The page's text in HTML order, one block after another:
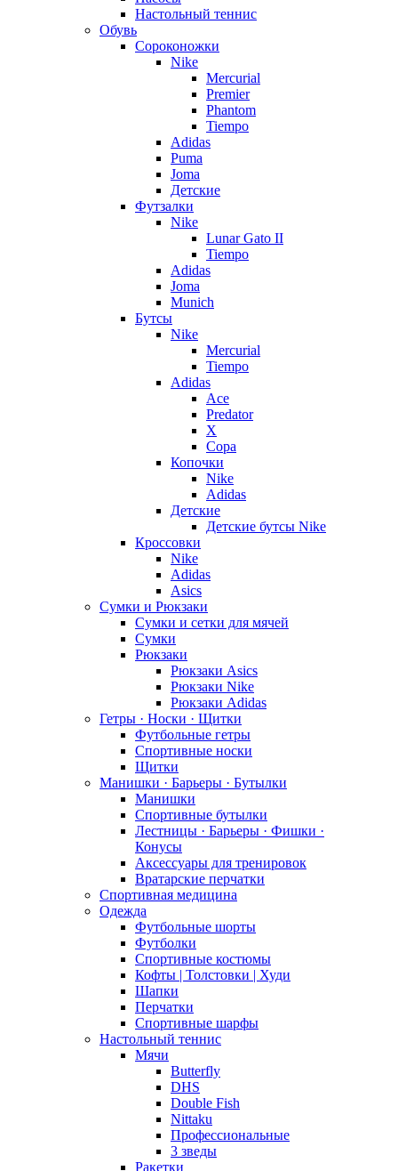
Настольный теннис
Обувь
Сороконожки
Nike
Mercurial
Premier
Phantom
Tiempo
Adidas
Puma
Joma
Детские
Футзалки
Nike
Lunar Gato II
Tiempo
Adidas
Joma
Munich
Бутсы
Nike
Mercurial
Tiempo
Adidas
Ace
Predator
X
Copa
Копочки
Nike
Adidas
Детские
Детские бутсы Nike
Кроссовки
Nike
Adidas
Asics
Сумки и Рюкзаки
Сумки и сетки для мячей
Сумки
Рюкзаки
Рюкзаки Asics
Рюкзаки Nike
Рюкзаки Adidas
Гетры · Носки · Щитки
Футбольные гетры
Спортивные носки
Щитки
Манишки · Барьеры · Бутылки
Манишки
Спортивные бутылки
Лестницы · Барьеры · Фишки ·
Конусы
Аксессуары для тренировок
Вратарские перчатки
Спортивная медицина
Одежда
Футбольные шорты
Футболки
Спортивные костюмы
Кофты | Толстовки | Худи
Шапки
Перчатки
Спортивные шарфы
Настольный теннис
Мячи
Butterfly
DHS
Double Fish
Nittaku
Профессиональные
3 зведы
Ракетки